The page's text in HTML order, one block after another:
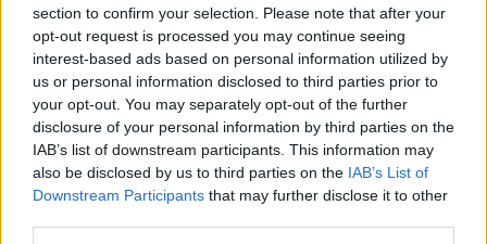
section to confirm your selection. Please note that after your
opt-out request is processed you may continue seeing
interest-based ads based on personal information utilized by
us or personal information disclosed to third parties prior to
your opt-out. You may separately opt-out of the further
disclosure of your personal information by third parties on the
IAB’s list of downstream participants. This information may
also be disclosed by us to third parties on the IAB’s List of
Downstream Participants that may further disclose it to other